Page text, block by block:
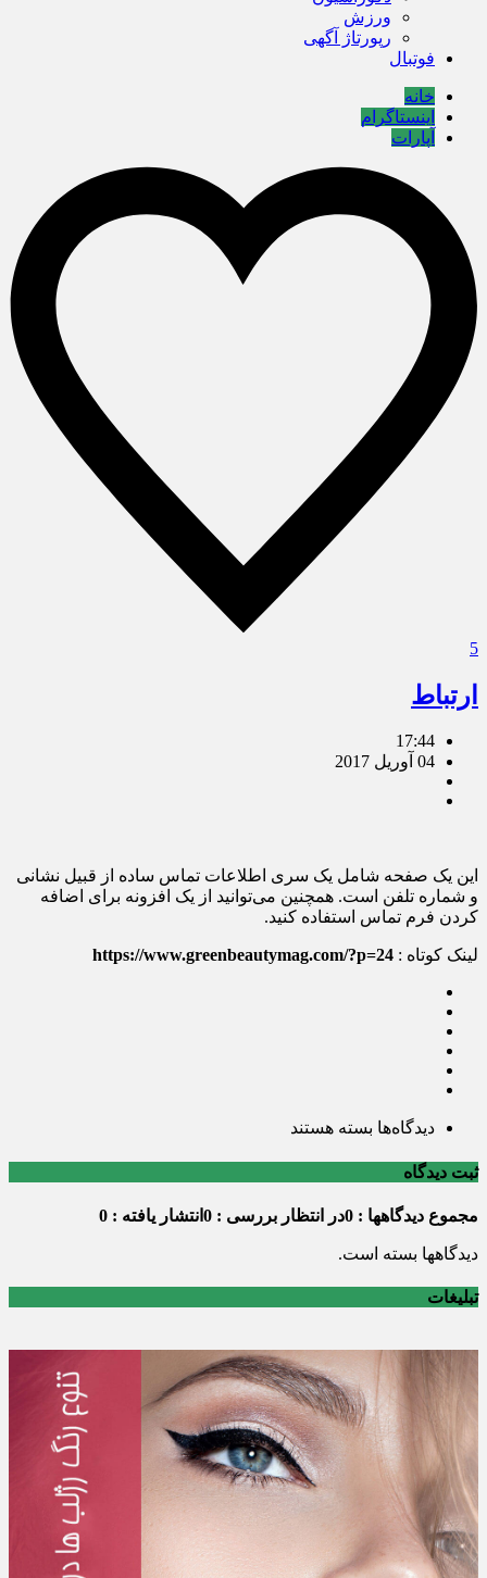
ورزش
رپورتاژ آگهی
فوتبال
خانه
اینستاگرام
آپارات
5
ارتباط
17:44
04 آوریل 2017
این یک صفحه شامل یک سری اطلاعات تماس ساده از قبیل نشانی
و شماره تلفن است. همچنین می‌توانید از یک افزونه برای اضافه
کردن فرم تماس استفاده کنید.
لینک کوتاه : https://www.greenbeautymag.com/?p=24
دیدگاه‌ها برای
بسته هستند
ثبت دیدگاه
مجموع دیدگاهها : 0 در انتظار بررسی : 0 انتشار یافته : 0
دیدگاهها بسته است.
تبلیغات